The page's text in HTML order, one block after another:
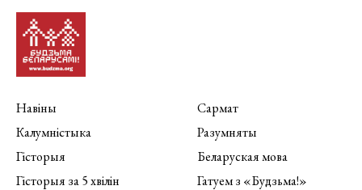
Навіны
Калумністыка
Гісторыя
Гісторыя за 5 хвілін
Сармат
Разумняты
Беларуская мова
Гатуем з «Будзьма!»